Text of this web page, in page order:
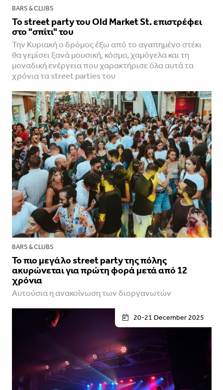
BARS & CLUBS
To street party του Old Market St. επιστρέφει
στο "σπίτι" του
Την Κυριακή ο δρόμος έξω από το αγαπημένο στέκι
θα γεμίσει ξανά μουσική, κόσμο, χαμόγελα και τη
μοναδική ενέργεια που χαρακτήρισε όλα αυτά τα
χρόνια τα street parties του
BARS & CLUBS
Το πιο μεγάλο street party της πόλης
ακυρώνεται για πρώτη φορά μετά από 12
χρόνια
Αυτούσια η ανακοίνωση των διοργανωτών
20-21 December 2025